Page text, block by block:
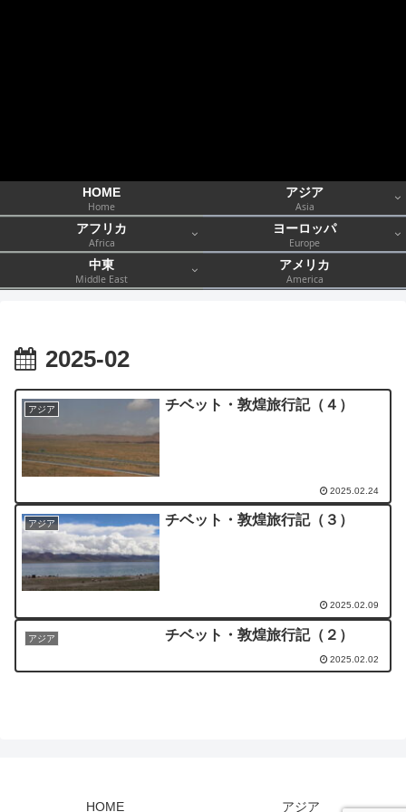
HOME
Home
アジア
Asia
アフリカ
Africa
ヨーロッパ
Europe
中東
Middle East
アメリカ
America
2025-02
アジア チベット・敦煌旅行記（４）
2025.02.24
アジア チベット・敦煌旅行記（３）
2025.02.09
アジア チベット・敦煌旅行記（２）
2025.02.02
HOME アジア